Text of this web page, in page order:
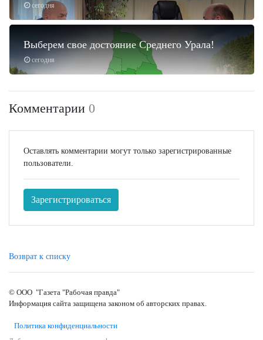
сегодня
сегодня
Выберем свое достояние Среднего Урала!
Комментарии 0
Оставлять комментарии могут только зарегистрированные
пользователи.
Зарегистрироваться
Возврат к списку
© ООО "Газета "Рабочая правда"
Информация сайта защищена законом об авторских правах.
Политика конфиденциальности